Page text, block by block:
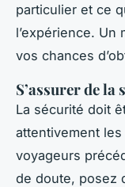
particulier et ce
l’expérience. Un
vos chances
S’assurer de
La sécurité doit
attentivement
voyageurs
de doute, posez